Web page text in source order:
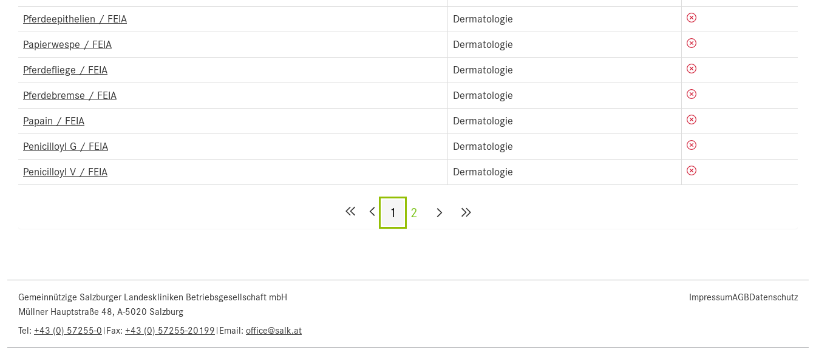
Pferdeepithelien / FEIA Dermatologie
Papierwespe / FEIA Dermatologie
Pferdefliege / FEIA Dermatologie
Pferdebremse / FEIA Dermatologie
Papain / FEIA Dermatologie
Penicilloyl G / FEIA Dermatologie
Penicilloyl V / FEIA Dermatologie
1 2
Gemeinnützige Salzburger Landeskliniken Betriebsgesellschaft mbH
Müllner Hauptstraße 48, A-5020 Salzburg
Tel: +43 (0) 57255-0 | Fax: +43 (0) 57255-20199 | Email: office@salk.at
ImpressumAGBDatenschutz